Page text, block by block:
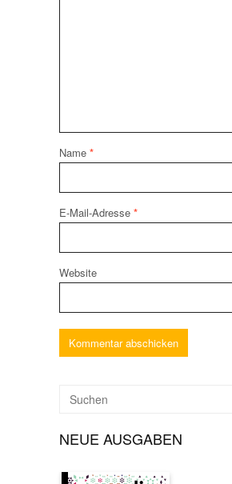
Name *
E-Mail-Adresse *
Website
NEUE AUSGABEN